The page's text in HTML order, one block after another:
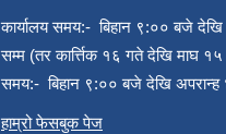
कार्यालय समय:- बिहान ९:०० बजे
सम्म (तर कार्त्तिक १६ गते देखि माघ १५
समय:- बिहान ९:०० बजे देखि
हाम्रो फेसबुक पेज